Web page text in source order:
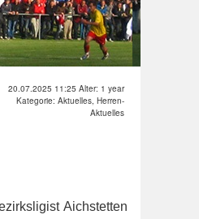
20.07.2025 11:25 Alter: 1 year
Kategorie: Aktuelles, Herren-
Aktuelles
Aichstetten